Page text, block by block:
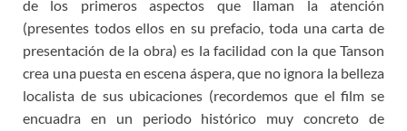
de los primeros aspectos que llaman la atención
(presentes todos ellos en su prefacio, toda una carta de
presentación de la obra) es la facilidad con la que Tanson
crea una puesta en escena áspera, que no ignora la belleza
localista de sus ubicaciones (recordemos que el film se
encuadra en un periodo histórico muy concreto de